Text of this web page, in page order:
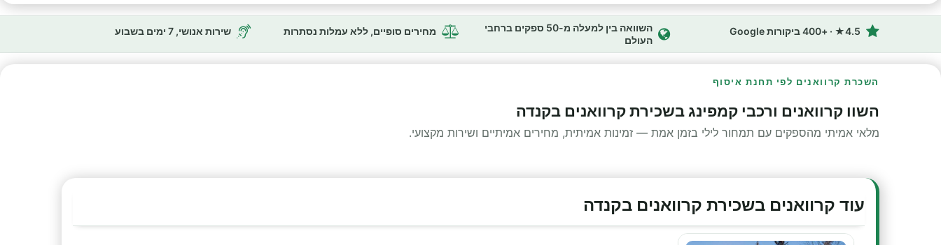
4.5★ · +400 ביקורות Google
השוואה בין למעלה מ-50 ספקים ברחבי
העולם
מחירים סופיים, ללא עמלות נסתרות שירות אנושי, 7 ימים בשבוע
השכרת קרוואנים לפי תחנת איסוף
השוו קרוואנים ורכבי קמפינג בשכירת קרוואנים בקנדה
מלאי אמיתי מהספקים עם תמחור לילי בזמן אמת — זמינות אמיתית, מחירים אמיתיים ושירות מקצועי.
עוד קרוואנים בשכירת קרוואנים בקנדה